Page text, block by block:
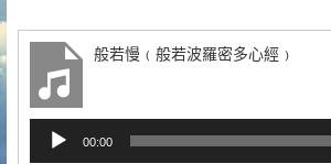
般若慢﹙般若波羅密多心經﹚
00:00